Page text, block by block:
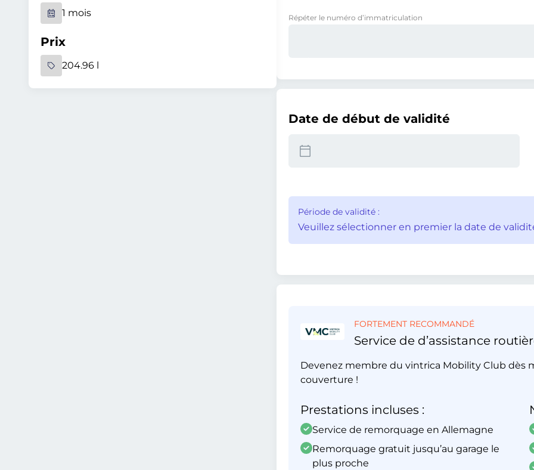
1 mois
Prix
204.96 l
Répéter le numéro d’immatriculation
Date de début de validité
Période de validité :
Veuillez sélectionner en premier la date de
FORTEMENT RECOMMANDÉ
Service de d’assistance
Devenez membre du vintrica Mobility Club dès
couverture !
Prestations incluses :
Service de remorquage en Allemagne
Remorquage gratuit jusqu’au garage le
plus proche